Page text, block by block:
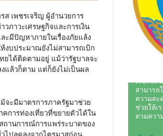
ส เพชรเจริญ ผู้อำนวยการ
ภาวะเศรษฐกิจและการเงิน
ะมีปัญหาภายในเรื่องภัยแล้ง
บประมาณยังไม่สามารถเบิก
ยได้ติดตามอยู่ แม้ว่ารัฐบาลจะ
แล้วก็ตาม แต่ก็ยังไม่เป็นผล
จะมีมาตรการภาครัฐมาช่วย
การท่องเที่ยวที่ขยายตัวได้ใน
ถานการณ์การแพร่ระบาดของ